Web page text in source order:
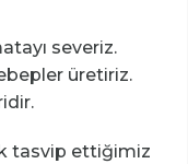
severiz.
üretiriz.
tasvip ettiğimiz